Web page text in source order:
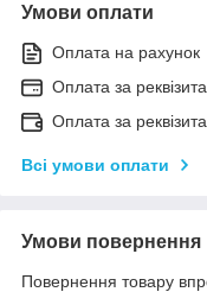
Умови оплати
Оплата на рахунок
Оплата за
Оплата за
Всі умови оплати
Умови повернення
Повернення товару